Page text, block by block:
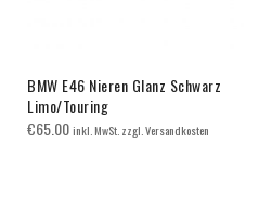
BMW E46 Nieren Glanz Schwarz
Limo/Touring
€65.00inkl. MwSt. zzgl. Versandkosten